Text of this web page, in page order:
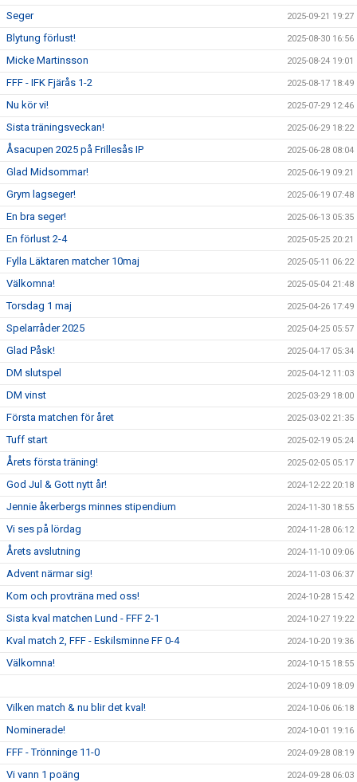
Seger 2025-09-21 19:27
Blytung förlust! 2025-08-30 16:56
Micke Martinsson 2025-08-24 19:01
FFF - IFK Fjärås 1-2 2025-08-17 18:49
Nu kör vi! 2025-07-29 12:46
Sista träningsveckan! 2025-06-29 18:22
Åsacupen 2025 på Frillesås IP 2025-06-28 08:04
Glad Midsommar! 2025-06-19 09:21
Grym lagseger! 2025-06-19 07:48
En bra seger! 2025-06-13 05:35
En förlust 2-4 2025-05-25 20:21
Fylla Läktaren matcher 10maj 2025-05-11 06:22
Välkomna! 2025-05-04 21:48
Torsdag 1 maj 2025-04-26 17:49
Spelarråder 2025 2025-04-25 05:57
Glad Påsk! 2025-04-17 05:34
DM slutspel 2025-04-12 11:03
DM vinst 2025-03-29 18:00
Första matchen för året 2025-03-02 21:35
Tuff start 2025-02-19 05:24
Årets första träning! 2025-02-05 05:17
God Jul & Gott nytt år! 2024-12-22 20:18
Jennie åkerbergs minnes stipendium 2024-11-30 18:55
Vi ses på lördag 2024-11-28 06:12
Årets avslutning 2024-11-10 09:06
Advent närmar sig! 2024-11-03 06:37
Kom och provträna med oss! 2024-10-28 15:42
Sista kval matchen Lund - FFF 2-1 2024-10-27 19:22
Kval match 2, FFF - Eskilsminne FF 0-4 2024-10-20 19:36
Välkomna! 2024-10-15 18:55
2024-10-09 18:09
Vilken match & nu blir det kval! 2024-10-06 06:18
Nominerade! 2024-10-01 19:16
FFF - Trönninge 11-0 2024-09-28 08:19
Vi vann 1 poäng 2024-09-28 06:03